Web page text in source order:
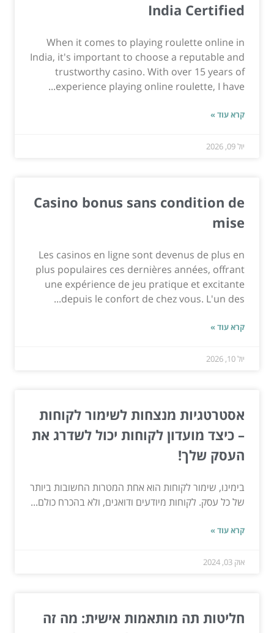
India Certified
When it comes to playing roulette online in
India, it's important to choose a reputable and
trustworthy casino. With over 15 years of
experience playing online roulette, I have...
קרא עוד »
יול 09, 2026
Casino bonus sans condition de
mise
Les casinos en ligne sont devenus de plus en
plus populaires ces dernières années, offrant
une expérience de jeu pratique et excitante
depuis le confort de chez vous. L'un des...
קרא עוד »
יול 10, 2026
אסטרטגיות מנצחות לשימור לקוחות
– כיצד מועדון לקוחות יכול לשדרג את
העסק שלך!
בימינו, שימור לקוחות הוא אחת המטרות החשובות ביותר
של כל עסק. לקוחות מיודעים ודואגים, ולא בהכרח כולם...
קרא עוד »
אוק 03, 2024
חליטות תה מותאמות אישית: מה זה